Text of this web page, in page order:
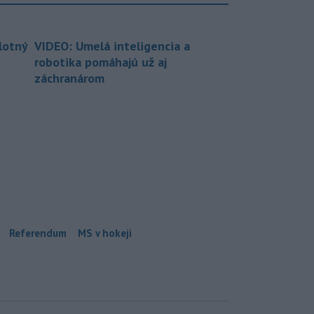
VIDEO: Umelá inteligencia a
robotika pomáhajú už aj
záchranárom
Referendum MS v hokeji